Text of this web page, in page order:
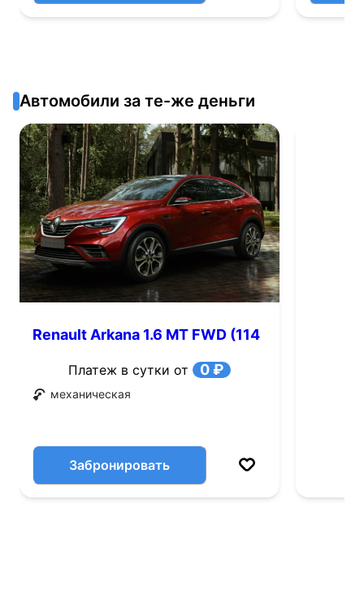
Автомобили за те-же деньги
Renault Arkana 1.6 MT FWD (114
Платеж в сутки от 0 ₽
механическая
Забронировать